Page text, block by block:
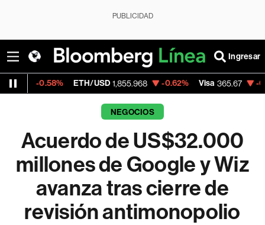
PUBLICIDAD
Ingresar
ETH/USD 1,855.968 -0.62% Visa 365.67 -0.13%
NEGOCIOS
Acuerdo de US$32.000
millones de Google y Wiz
avanza tras cierre de
revisión antimonopolio